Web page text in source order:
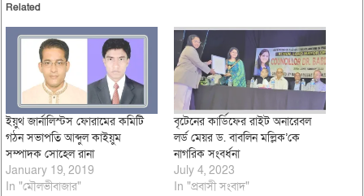
Related
ইয়ুথ জার্নালিস্টস ফোরামের কমিটি
গঠন সভাপতি আব্দুল কাইয়ুম
সম্পাদক সোহেল রানা
January 19, 2019
In "মৌলভীবাজার"
বৃটেনের কার্ডিফের রাইট অনারেবল
লর্ড মেয়র ড. বাবলিন মল্লিক’কে
নাগরিক সংবর্ধনা
July 4, 2023
In "প্রবাসী সংবাদ"